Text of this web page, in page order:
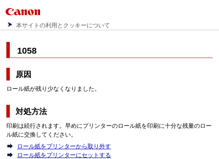
本サイトの利用とクッキーについて
1058
原因
ロール紙が残り少なくなりました。
対処方法
印刷は続行されます。早めにプリンターのロール紙を印刷に十分な残量のロー
ル紙に交換してください。
ロール紙をプリンターから取り外す
ロール紙をプリンターにセットする